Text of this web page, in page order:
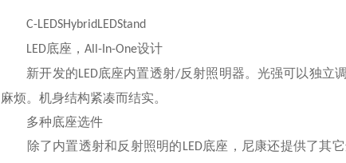
C-LEDSHybridLEDStand
LED底座， All-In-One设计
新开发的LED底座内置透射/反射照明器。光强可以独立
麻烦。机身结构紧凑而结实。
多种底座选件
除了内置透射和反射照明的 LED底座，尼康还提供了其